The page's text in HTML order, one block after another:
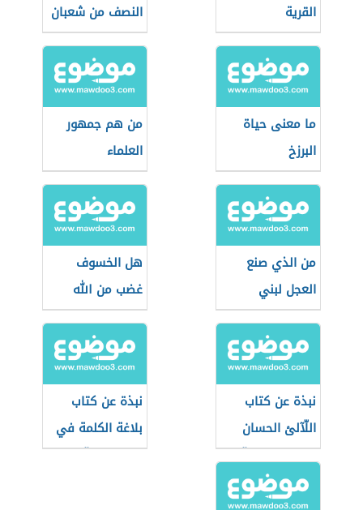
القرية
النصف من شعبان
ما معنى حياة
البرزخ
من هم جمهور
العلماء
من الذي صنع
العجل لبني
اسرائيل
هل الخسوف
غضب من الله
نبذة عن كتاب
اللّآلئ الحسان
في علوم القرآن
نبذة عن كتاب
بلاغة الكلمة في
التعبير القرآني